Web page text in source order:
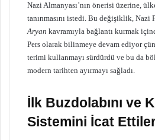
Nazi Almanyası’nın önerisi üzerine,
tanınmasını istedi. Bu değişiklik, Nazi
Aryan kavramıyla bağlantı kurmak
Pers olarak bilinmeye devam ediyor
terimi kullanmayı sürdürdü ve bu da
modern tarihten ayırmayı sağladı.
İlk Buzdolabını ve
Sistemini İcat